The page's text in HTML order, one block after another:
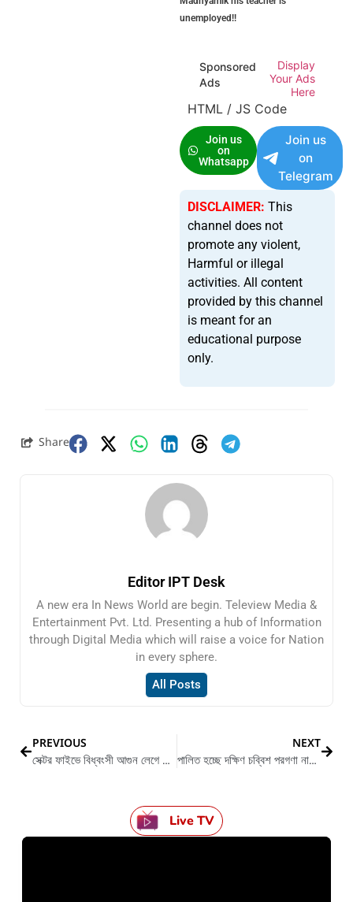
unemployed!!
Sponsored
Ads
Display
Your Ads
Here
HTML / JS Code
Join us
on
Whatsapp
Join us
on
Telegram
DISCLAIMER: This
channel does not
promote any violent,
Harmful or illegal
activities. All content
provided by this channel
is meant for an
educational purpose
only.
Share
Editor IPT Desk
A new era In News World are begin. Teleview Media &
Entertainment Pvt. Ltd. Presenting a hub of Information
through Digital Media which will raise a voice for Nation
in every sphere.
All Posts
PREVIOUS
সেক্টর ফাইভে বিধ্বংসী আগুন লেগে আতঙ্ক তুঙ্গে
NEXT
পালিত হচ্ছে দক্ষিণ চব্বিশ পরগণা নার্সিং হোম অ্যান্ড ডায়গনস্টিক ওনার্স অ্যাসোসিয়েশনের ১৩ তম বার্ষিক অনুষ্ঠান
Live TV